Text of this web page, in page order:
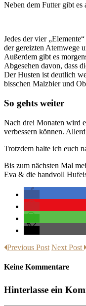
Neben dem Futter gibt
Jedes der vier
der gereizten Atemwege
Außerdem gibt es
Abgesehen davon, dass
Der Husten ist deutlich
bisschen Malzbier und
So gehts weiter
Nach drei Monaten wird
verbessern können.
Trotzdem halte ich euch
Bis zum nächsten Mal
Eva & die handvoll
Previous Post Next Post
Keine Kommentare
Hinterlasse ein